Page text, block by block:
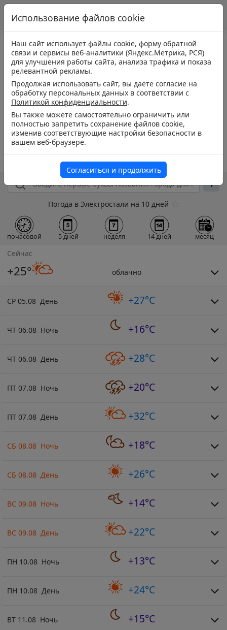
Погода в Электростали на 10 дней
почасовой 5 дней неделя 14 дней месяц
Сейчас
+25° облачно
СР 05.08 День +27°C
ЧТ 06.08 Ночь +16°C
ЧТ 06.08 День +28°C
ПТ 07.08 Ночь +20°C
ПТ 07.08 День +32°C
СБ 08.08 Ночь +18°C
СБ 08.08 День +26°C
ВС 09.08 Ночь +14°C
ВС 09.08 День +22°C
ПН 10.08 Ночь +13°C
ПН 10.08 День +24°C
ВТ 11.08 Ночь +15°C
Использование файлов cookie
Наш сайт использует файлы cookie, форму обратной
связи и сервисы веб-аналитики (Яндекс.Метрика, РСЯ)
для улучшения работы сайта, анализа трафика и показа
релевантной рекламы.
Продолжая использовать сайт, вы даёте согласие на
обработку персональных данных в соответствии с
Политикой конфиденциальности.
Вы также можете самостоятельно ограничить или
полностью запретить сохранение файлов cookie,
изменив соответствующие настройки безопасности в
вашем веб-браузере.
Согласиться и продолжить